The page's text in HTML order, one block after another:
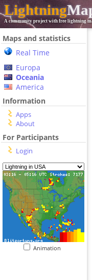
Lightning
A community project with free lightning
Maps and statistics
Real Time
Europa
Oceania
America
Information
Apps
About
For Participants
Login
Animation